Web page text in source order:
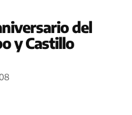
del
y Castillo